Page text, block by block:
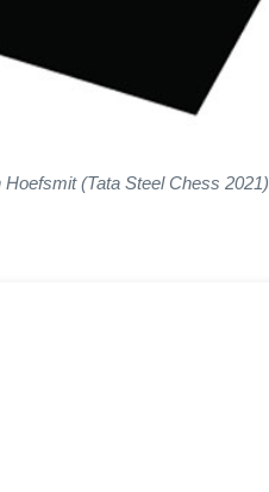
(Tata Steel Chess 2021)